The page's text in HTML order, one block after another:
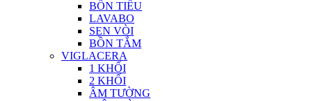
BỒN TIỂU
LAVABO
SEN VÒI
BỒN TẮM
VIGLACERA
1 KHỐI
2 KHỐI
ÂM TƯỜNG